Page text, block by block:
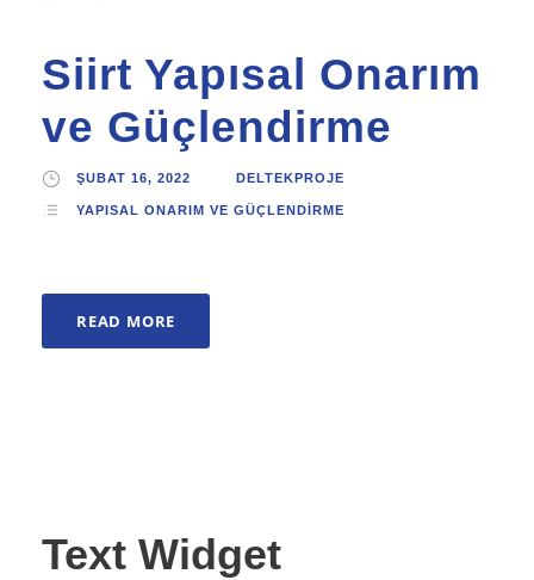
Siirt Yapısal Onarım
ve Güçlendirme
ŞUBAT 16, 2022 DELTEKPROJE
YAPISAL ONARIM VE GÜÇLENDIRME
READ MORE
Text Widget